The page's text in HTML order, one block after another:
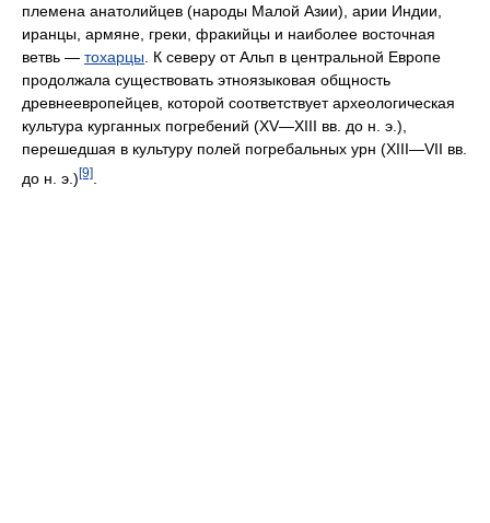
племена анатолийцев (народы Малой Азии), арии Индии,
иранцы, армяне, греки, фракийцы и наиболее восточная
ветвь — тохарцы . К северу от Альп в центральной Европе
продолжала существовать этноязыковая общность
древнеевропейцев, которой соответствует археологическая
культура курганных погребений (XV—XIII вв. до н. э.),
перешедшая в культуру полей погребальных урн (XIII—VII вв.
до н. э.)[9]